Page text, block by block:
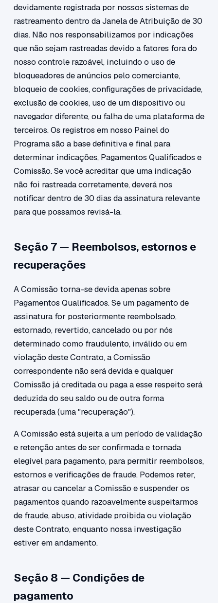
devidamente registrada por nossos sistemas de
rastreamento dentro da Janela de Atribuição de 30
dias. Não nos responsabilizamos por indicações
que não sejam rastreadas devido a fatores fora do
nosso controle razoável, incluindo o uso de
bloqueadores de anúncios pelo comerciante,
bloqueio de cookies, configurações de privacidade,
exclusão de cookies, uso de um dispositivo ou
navegador diferente, ou falha de uma plataforma de
terceiros. Os registros em nosso Painel do
Programa são a base definitiva e final para
determinar indicações, Pagamentos Qualificados e
Comissão. Se você acreditar que uma indicação
não foi rastreada corretamente, deverá nos
notificar dentro de 30 dias da assinatura relevante
para que possamos revisá-la.
Seção 7 — Reembolsos, estornos e
recuperações
A Comissão torna-se devida apenas sobre
Pagamentos Qualificados. Se um pagamento de
assinatura for posteriormente reembolsado,
estornado, revertido, cancelado ou por nós
determinado como fraudulento, inválido ou em
violação deste Contrato, a Comissão
correspondente não será devida e qualquer
Comissão já creditada ou paga a esse respeito será
deduzida do seu saldo ou de outra forma
recuperada (uma "recuperação").
A Comissão está sujeita a um período de validação
e retenção antes de ser confirmada e tornada
elegível para pagamento, para permitir reembolsos,
estornos e verificações de fraude. Podemos reter,
atrasar ou cancelar a Comissão e suspender os
pagamentos quando razoavelmente suspeitarmos
de fraude, abuso, atividade proibida ou violação
deste Contrato, enquanto nossa investigação
estiver em andamento.
Seção 8 — Condições de
pagamento